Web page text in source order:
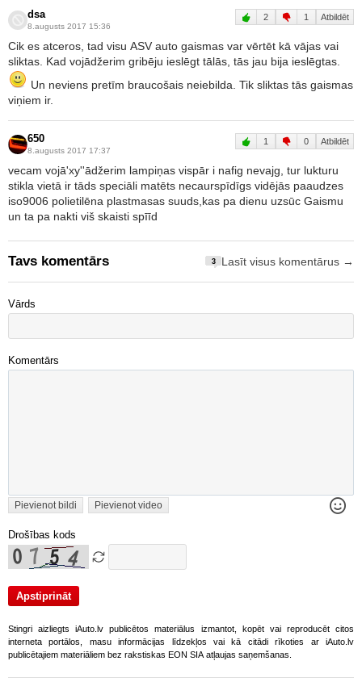
dsa
8.augusts 2017 15:36
2 1 Atbildēt
Cik es atceros, tad visu ASV auto gaismas var vērtēt kā vājas vai
sliktas. Kad vojādžerim gribēju ieslēgt tālās, tās jau bija ieslēgtas.
Un neviens pretīm braucošais neiebilda. Tik sliktas tās gaismas
viņiem ir.
650
8.augusts 2017 17:37
1 0 Atbildēt
vecam vojā'xy''ādžerim lampiņas vispār i nafig nevajg, tur lukturu
stikla vietā ir tāds speciāli matēts necaurspīdīgs vidējās paaudzes
iso9006 polietilēna plastmasas suuds,kas pa dienu uzsūc Gaismu
un ta pa nakti viš skaisti spīīd
Tavs komentārs 3 Lasīt visus komentārus →
Vārds
Komentārs
Pievienot bildi Pievienot video
Drošības kods
Stingri aizliegts iAuto.lv publicētos materiālus izmantot, kopēt vai reproducēt citos
interneta portālos, masu informācijas līdzekļos vai kā citādi rīkoties ar iAuto.lv
publicētajiem materiāliem bez rakstiskas EON SIA atļaujas saņemšanas.